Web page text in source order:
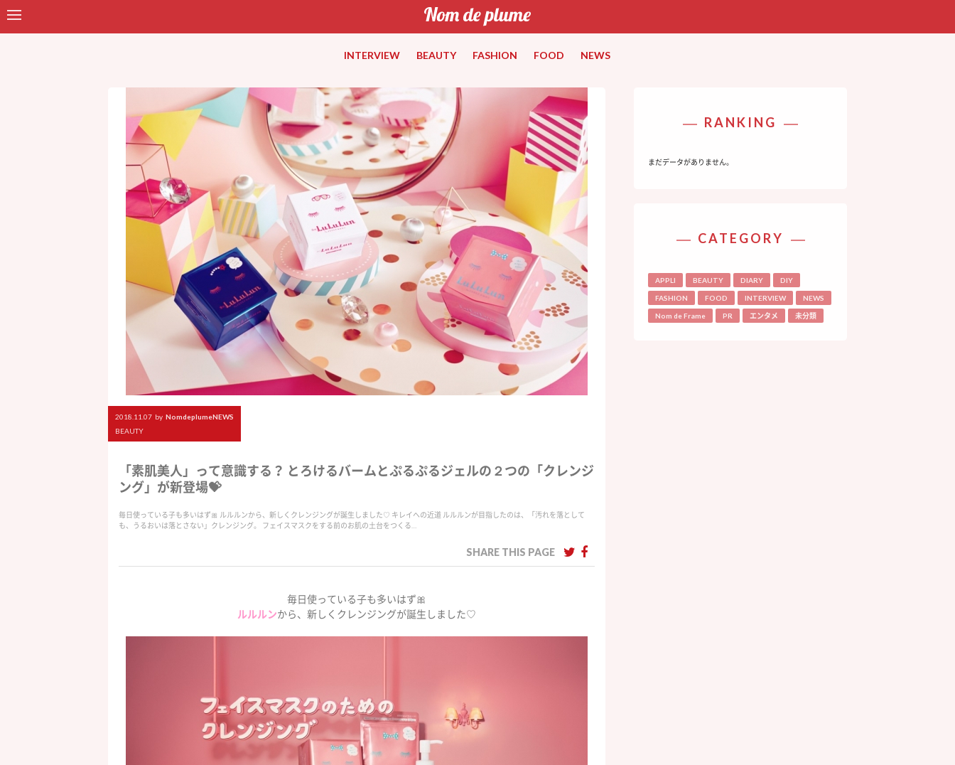
INTERVIEW BEAUTY FASHION FOOD NEWS
2018.11.07 by NomdeplumeNEWS
BEAUTY
「素肌美人」って意識する？ とろけるバームとぷるぷるジェルの２つの「クレンジ
ング」が新登場💝
毎日使っている子も多いはず🎀 ルルルンから、新しくクレンジングが誕生しました♡ キレイへの近道 ルルルンが目指したのは、「汚れを落として
も、うるおいは落とさない」クレンジング。 フェイスマスクをする前のお肌の土台をつくる…
SHARE THIS PAGE
毎日使っている子も多いはず🎀
ルルルンから、新しくクレンジングが誕生しました♡
RANKING
まだデータがありません。
CATEGORY
APPLI BEAUTY DIARY DIY
FASHION FOOD INTERVIEW NEWS
Nom de Frame PR エンタメ 未分類